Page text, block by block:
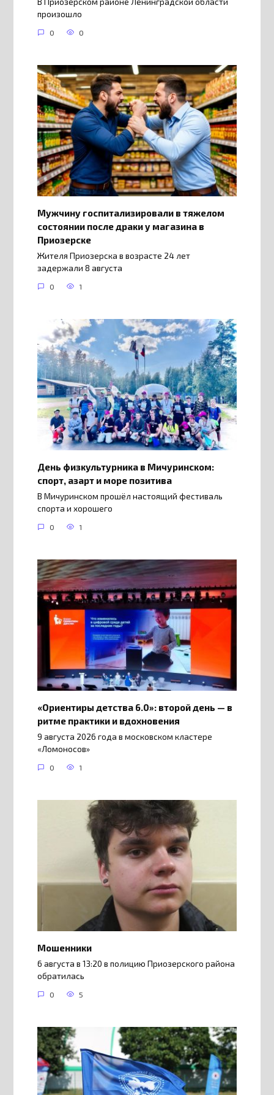
В Приозерском районе Ленинградской области
произошло
0 0
Мужчину госпитализировали в тяжелом
состоянии после драки у магазина в
Приозерске
Жителя Приозерска в возрасте 24 лет
задержали 8 августа
0 1
День физкультурника в Мичуринском:
спорт, азарт и море позитива
В Мичуринском прошёл настоящий фестиваль
спорта и хорошего
0 1
«Ориентиры детства 6.0»: второй день — в
ритме практики и вдохновения
9 августа 2026 года в московском кластере
«Ломоносов»
0 1
Мошенники
6 августа в 13:20 в полицию Приозерского района
обратилась
0 5